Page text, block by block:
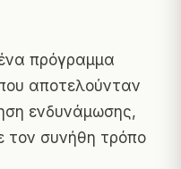
πρόγραμμα
αποτελούνταν
ενδυνάμωσης,
τον συνήθη τρόπο